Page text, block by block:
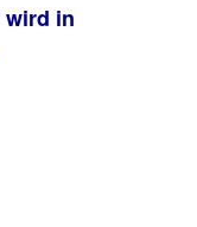
wird in